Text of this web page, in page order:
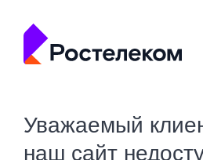
Уважаемый
наш сайт